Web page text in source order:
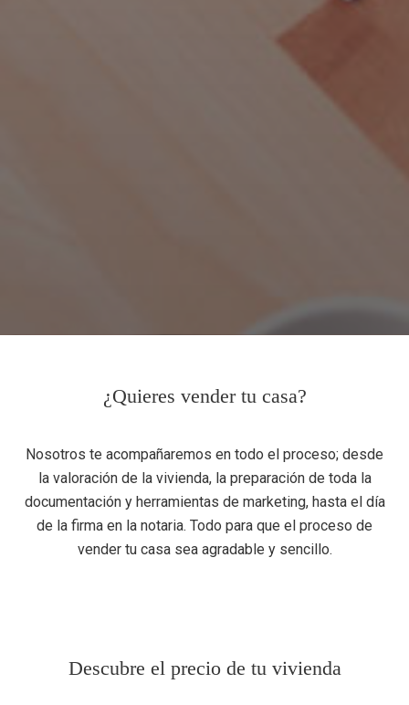
¿Quieres vender tu casa?
Nosotros te acompañaremos en todo el proceso; desde
la valoración de la vivienda, la preparación de toda la
documentación y herramientas de marketing, hasta el día
de la firma en la notaria. Todo para que el proceso de
vender tu casa sea agradable y sencillo.
Descubre el precio de tu vivienda